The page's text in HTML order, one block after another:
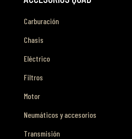
Carburación
Chasis
Eléctrico
Filtros
Motor
Neumáticos y accesorios
Transmisión